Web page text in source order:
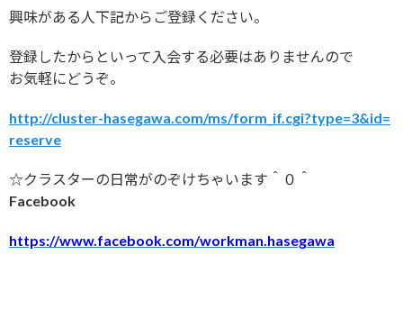
興味がある人下記からご登録ください。
登録したからといって入会する必要はありませんので
お気軽にどうぞ。
http://cluster-hasegawa.com/ms/form_if.cgi?type=3&id=
reserve
☆クラスターの日常がのぞけちゃいます＾０＾
Facebook
https://www.facebook.com/workman.hasegawa